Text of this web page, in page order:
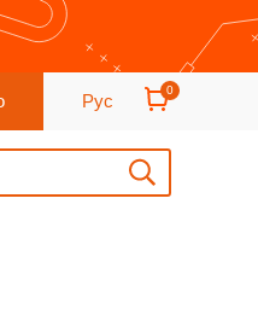
Рус
0